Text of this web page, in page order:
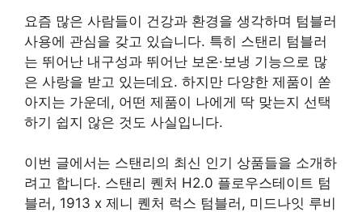
요즘 많은 사람들이 건강과 환경을 생각하며 텀블러
사용에 관심을 갖고 있습니다. 특히 스탠리 텀블러
는 뛰어난 내구성과 뛰어난 보온·보냉 기능으로 많
은 사랑을 받고 있는데요. 하지만 다양한 제품이 쏟
아지는 가운데, 어떤 제품이 나에게 딱 맞는지 선택
하기 쉽지 않은 것도 사실입니다.
이번 글에서는 스탠리의 최신 인기 상품들을 소개하
려고 합니다. 스탠리 퀜처 H2.0 플로우스테이트 텀
블러, 1913 x 제니 퀜처 럭스 텀블러, 미드나잇 루비